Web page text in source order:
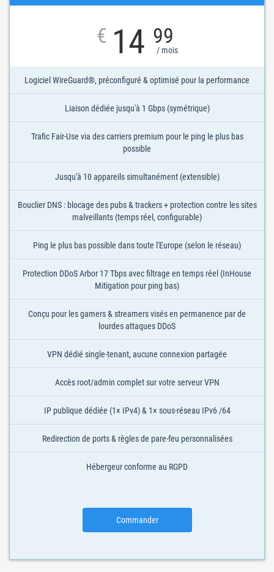
€ 14 99
/ mois
Logiciel WireGuard®, préconfiguré & optimisé pour la performance
Liaison dédiée jusqu'à 1 Gbps (symétrique)
Trafic Fair-Use via des carriers premium pour le ping le plus bas
possible
Jusqu'à 10 appareils simultanément (extensible)
Bouclier DNS : blocage des pubs & trackers + protection contre les sites
malveillants (temps réel, configurable)
Ping le plus bas possible dans toute l'Europe (selon le réseau)
Protection DDoS Arbor 17 Tbps avec filtrage en temps réel (InHouse
Mitigation pour ping bas)
Conçu pour les gamers & streamers visés en permanence par de
lourdes attaques DDoS
VPN dédié single-tenant, aucune connexion partagée
Accès root/admin complet sur votre serveur VPN
IP publique dédiée (1× IPv4) & 1× sous-réseau IPv6 /64
Redirection de ports & règles de pare-feu personnalisées
Hébergeur conforme au RGPD
Commander